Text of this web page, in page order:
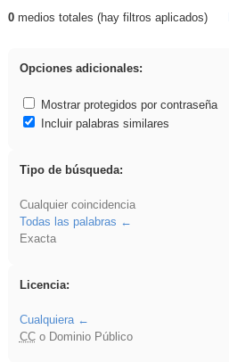
Resultados de: Hisparob
0medios totales (hay filtros aplicados)
Opciones adicionales:
Mostrar protegidos por contraseña
Incluir palabras similares
Tipo de búsqueda:
Cualquier coincidencia
Todas las palabras
Exacta
Licencia:
Cualquiera
CCo Dominio Público